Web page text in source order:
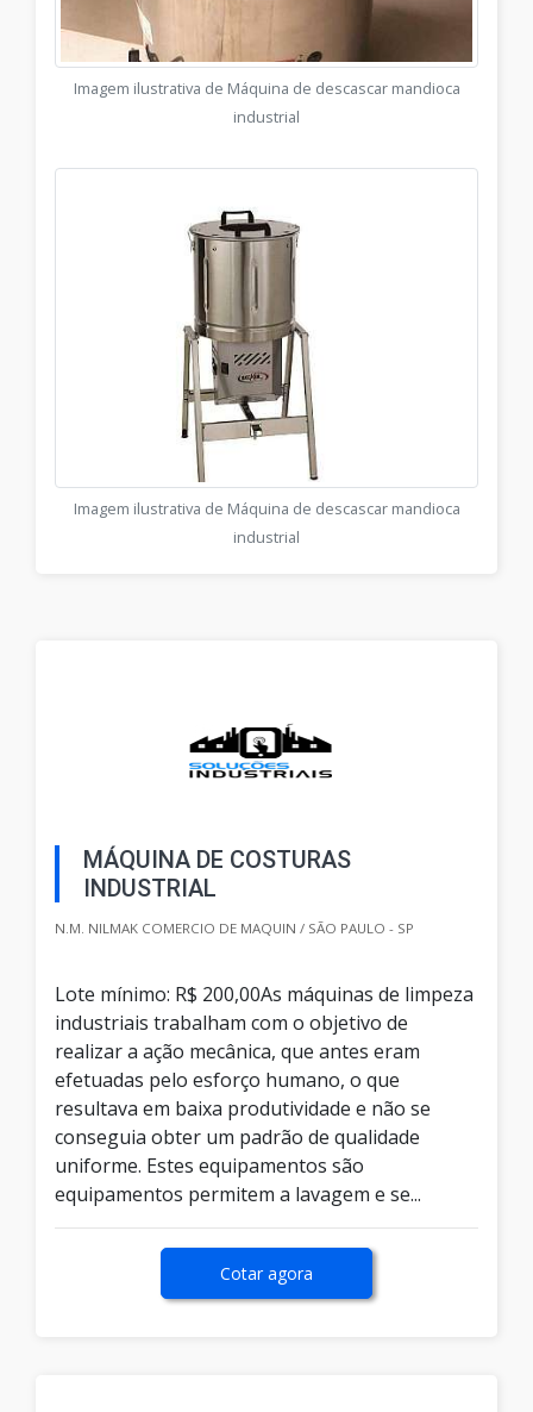
Imagem ilustrativa de Máquina de descascar mandioca
industrial
Imagem ilustrativa de Máquina de descascar mandioca
industrial
MÁQUINA DE COSTURAS
INDUSTRIAL
N.M. NILMAK COMERCIO DE MAQUIN / SÃO PAULO - SP
Lote mínimo: R$ 200,00As máquinas de limpeza
industriais trabalham com o objetivo de
realizar a ação mecânica, que antes eram
efetuadas pelo esforço humano, o que
resultava em baixa produtividade e não se
conseguia obter um padrão de qualidade
uniforme. Estes equipamentos são
equipamentos permitem a lavagem e se...
Cotar agora